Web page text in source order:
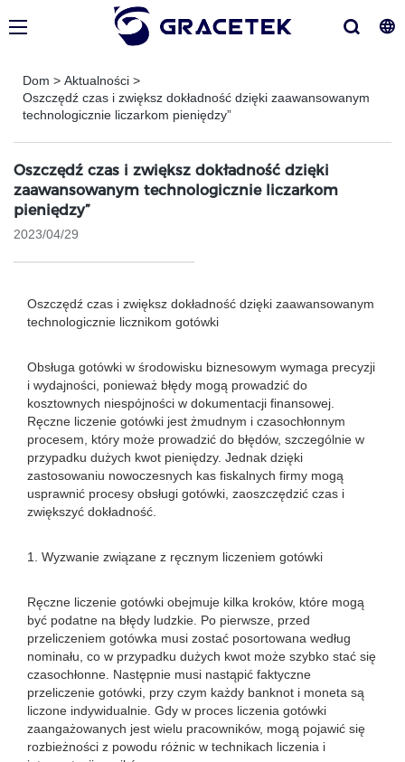
Dom > Aktualności >
Oszczędź czas i zwiększ dokładność dzięki zaawansowanym
technologicznie liczarkom pieniędzy”
Oszczędź czas i zwiększ dokładność dzięki
zaawansowanym technologicznie liczarkom
pieniędzy”
2023/04/29
Oszczędź czas i zwiększ dokładność dzięki zaawansowanym
technologicznie licznikom gotówki
Obsługa gotówki w środowisku biznesowym wymaga precyzji
i wydajności, ponieważ błędy mogą prowadzić do
kosztownych niespójności w dokumentacji finansowej.
Ręczne liczenie gotówki jest żmudnym i czasochłonnym
procesem, który może prowadzić do błędów, szczególnie w
przypadku dużych kwot pieniędzy. Jednak dzięki
zastosowaniu nowoczesnych kas fiskalnych firmy mogą
usprawnić procesy obsługi gotówki, zaoszczędzić czas i
zwiększyć dokładność.
1. Wyzwanie związane z ręcznym liczeniem gotówki
Ręczne liczenie gotówki obejmuje kilka kroków, które mogą
być podatne na błędy ludzkie. Po pierwsze, przed
przeliczeniem gotówka musi zostać posortowana według
nominału, co w przypadku dużych kwot może szybko stać się
czasochłonne. Następnie musi nastąpić faktyczne
przeliczenie gotówki, przy czym każdy banknot i moneta są
liczone indywidualnie. Gdy w proces liczenia gotówki
zaangażowanych jest wielu pracowników, mogą pojawić się
rozbieżności z powodu różnic w technikach liczenia i